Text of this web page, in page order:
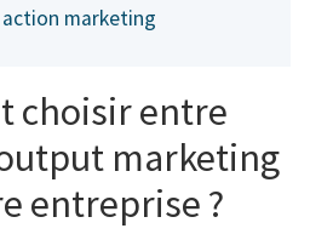
action marketing
choisir entre
marketing
entreprise ?